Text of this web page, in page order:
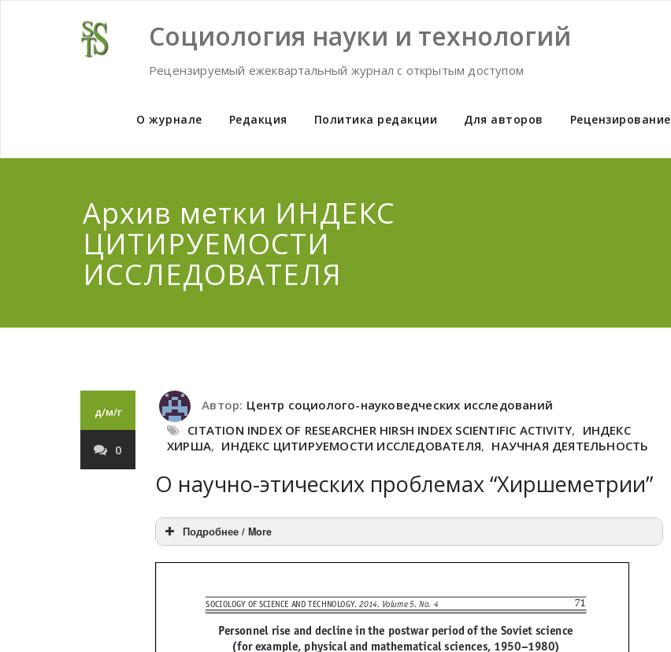
Социология науки и технологий
Рецензируемый ежеквартальный журнал с открытым доступом
О журнале Редакция Политика редакции Для авторов Рецензирование
Архив метки ИНДЕКС
ЦИТИРУЕМОСТИ
ИССЛЕДОВАТЕЛЯ
д/м/г
0
Автор: Центр социолого-науковедческих исследований
CITATION INDEX OF RESEARCHER HIRSH INDEX SCIENTIFIC ACTIVITY, ИНДЕКС
ХИРША, ИНДЕКС ЦИТИРУЕМОСТИ ИССЛЕДОВАТЕЛЯ, НАУЧНАЯ ДЕЯТЕЛЬНОСТЬ
О научно-этических проблемах “Хиршеметрии”
Подробнее / More